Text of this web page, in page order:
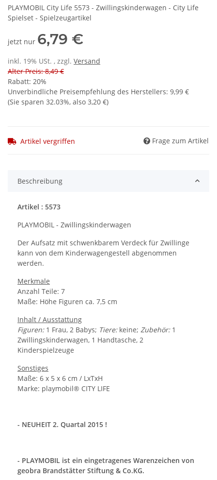
PLAYMOBIL City Life 5573 - Zwillingskinderwagen - City Life
Spielset - Spielzeugartikel
jetzt nur 6,79 €
inkl. 19% USt. , zzgl. Versand
Alter Preis: 8,49 €
Rabatt: 20%
Unverbindliche Preisempfehlung des Herstellers: 9,99 €
(Sie sparen 32.03%, also 3,20 €)
Artikel vergriffen Frage zum Artikel
Beschreibung
Artikel : 5573
PLAYMOBIL - Zwillingskinderwagen
Der Aufsatz mit schwenkbarem Verdeck für Zwillinge
kann von dem Kinderwagengestell abgenommen
werden.
Merkmale
Anzahl Teile: 7
Maße: Höhe Figuren ca. 7,5 cm
Inhalt / Ausstattung
Figuren:1 Frau, 2 Babys; Tiere:keine; Zubehör:1
Zwillingskinderwagen, 1 Handtasche, 2
Kinderspielzeuge
Sonstiges
Maße: 6 x 5 x 6 cm / LxTxH
Marke: playmobil® CITY LIFE
- NEUHEIT 2. Quartal 2015 !
- PLAYMOBIL ist ein eingetragenes Warenzeichen von
geobra Brandstätter Stiftung & Co.KG.